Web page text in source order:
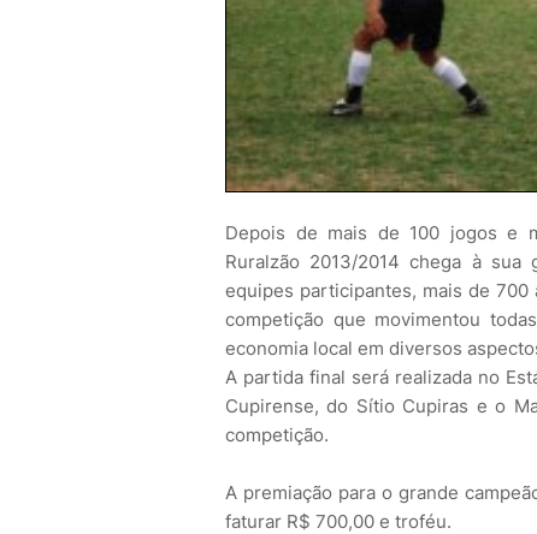
Depois de mais de 100 jogos e
Ruralzão 2013/2014 chega à
equipes participantes, mais de
competição que movimentou
economia local em diversos
A partida final será realizada no
Cupirense, do Sítio Cupiras e o
competição.
A premiação para o grande
faturar R$ 700,00 e troféu.